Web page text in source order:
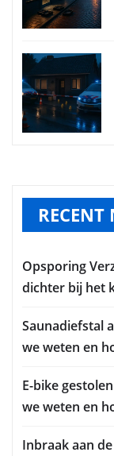
RECENT
Opsporing
dichter bij het
Saunadiefstal
we weten en
E-bike
we weten en
Inbraak aan